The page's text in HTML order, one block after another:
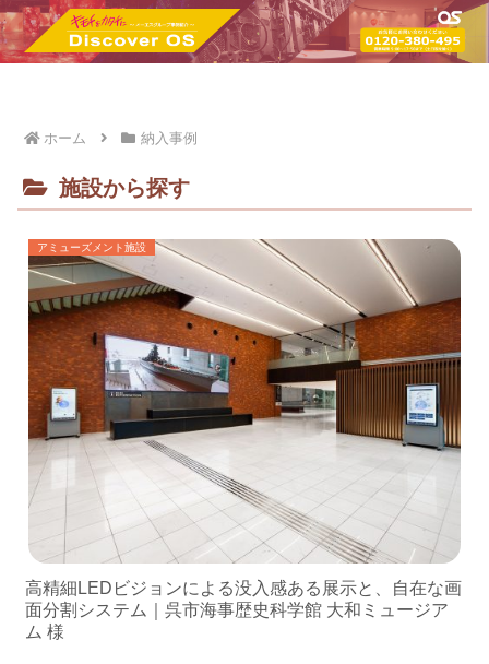
ホーム 納入事例
施設から探す
アミューズメント施設
高精細LEDビジョンによる没入感ある展示と、自在な画
面分割システム｜呉市海事歴史科学館 大和ミュージア
ム 様